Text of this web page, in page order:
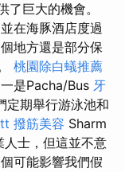
巨大的機會。
在海豚酒店度過
地方還是部分保
桃園除白蟻推薦
是Pacha/Bus 牙
定期舉行游泳池和
撥筋美容 Sharm
士，但這並不意
可能影響我們假